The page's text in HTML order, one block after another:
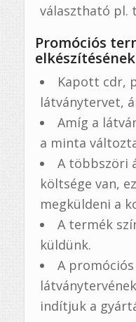
választható pl.
Promóciós
Kapott cdr,
látványtervet,
Amíg a
a minta
A többszöri
költsége van,
megküldeni a
A termék
küldünk.
A
indítjuk a